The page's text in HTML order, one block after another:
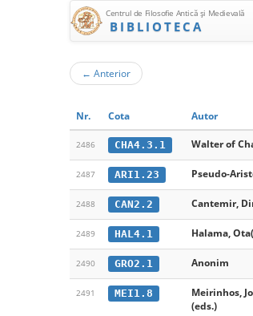
Centrul de Filosofie Antică şi Medievală
BIBLIOTECA
← Anterior
Nr. Cota Autor
2486 CHA4.3.1 Walter of
2487 ARI1.23 Pseudo-
2488 CAN2.2 Cantemir,
2489 HAL4.1 Halama,
2490 GRO2.1 Anonim
2491 MEI1.8
Meirinhos,
(eds.)